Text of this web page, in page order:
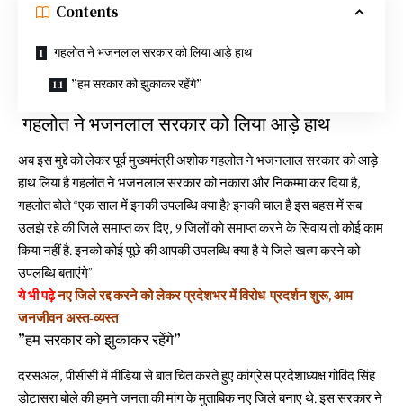
Contents
गहलोत ने भजनलाल सरकार को लिया आड़े हाथ
”हम सरकार को झुकाकर रहेंगे”
गहलोत ने भजनलाल सरकार को लिया आड़े हाथ
अब इस मुद्दे को लेकर पूर्व मुख्यमंत्री अशोक गहलोत ने भजनलाल सरकार को आड़े
हाथ लिया है गहलोत ने भजनलाल सरकार को नकारा और निकम्मा कर दिया है,
गहलोत बोले “एक साल में इनकी उपलब्धि क्या है? इनकी चाल है इस बहस में सब
उलझे रहे की जिले समाप्त कर दिए, 9 जिलों को समाप्त करने के सिवाय तो कोई काम
किया नहीं है. इनको कोई पूछे की आपकी उपलब्धि क्या है ये जिले खत्म करने को
उपलब्धि बताएंगे”
ये भी पढ़ेनए जिले रद्द करने को लेकर प्रदेशभर में विरोध-प्रदर्शन शुरू, आम
जनजीवन अस्त-व्यस्त
”हम सरकार को झुकाकर रहेंगे”
दरसअल, पीसीसी में मीडिया से बात चित करते हुए कांग्रेस प्रदेशाध्यक्ष गोविंद सिंह
डोटासरा बोले की हमने जनता की मांग के मुताबिक नए जिले बनाए थे. इस सरकार ने